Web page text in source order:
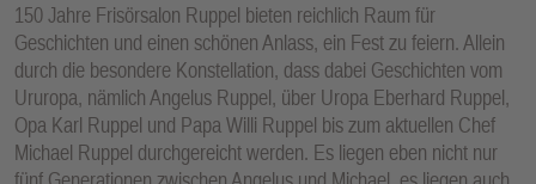
150 Jahre Frisörsalon Ruppel bieten reichlich Raum für
Geschichten und einen schönen Anlass, ein Fest zu feiern. Allein
durch die besondere Konstellation, dass dabei Geschichten vom
Ururopa, nämlich Angelus Ruppel, über Uropa Eberhard Ruppel,
Opa Karl Ruppel und Papa Willi Ruppel bis zum aktuellen Chef
Michael Ruppel durchgereicht werden. Es liegen eben nicht nur